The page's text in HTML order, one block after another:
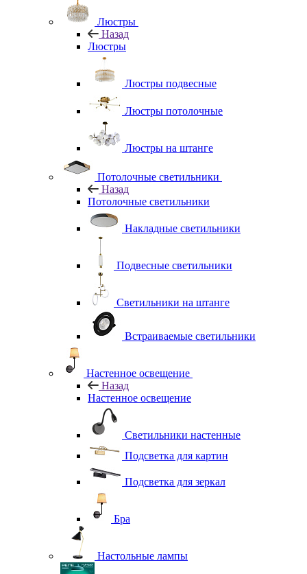
Люстры
Назад
Люстры
Люстры подвесные
Люстры потолочные
Люстры на штанге
Потолочные светильники
Назад
Потолочные светильники
Накладные светильники
Подвесные светильники
Светильники на штанге
Встраиваемые светильники
Настенное освещение
Назад
Настенное освещение
Светильники настенные
Подсветка для картин
Подсветка для зеркал
Бра
Настольные лампы